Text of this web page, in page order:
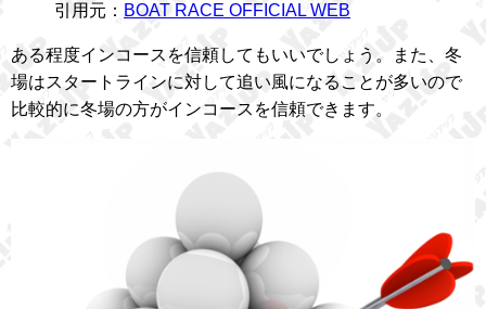
引用元： BOAT RACE OFFICIAL WEB
ある程度インコースを信頼してもいいでしょう。また、冬
場はスタートラインに対して追い風になることが多いので
比較的に冬場の方がインコースを信頼できます。